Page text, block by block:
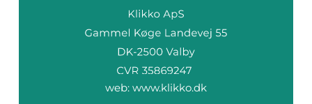
web: www.klikko.dk